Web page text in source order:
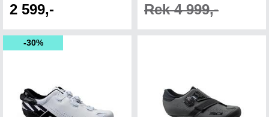
2 599,-
Rek 4 999,-
30%